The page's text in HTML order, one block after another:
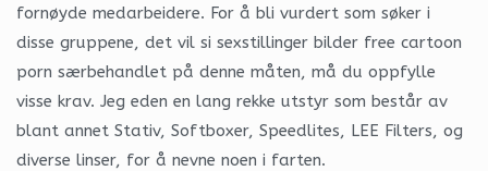
fornøyde medarbeidere. For å bli vurdert som søker i
disse gruppene, det vil si sexstillinger bilder free cartoon
porn særbehandlet på denne måten, må du oppfylle
visse krav. Jeg eden en lang rekke utstyr som består av
blant annet Stativ, Softboxer, Speedlites, LEE Filters, og
diverse linser, for å nevne noen i farten.